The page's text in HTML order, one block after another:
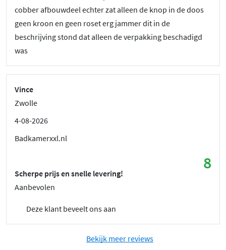
cobber afbouwdeel echter zat alleen de knop in de doos
geen kroon en geen roset erg jammer dit in de
beschrijving stond dat alleen de verpakking beschadigd
was
Vince
Zwolle
4-08-2026
Badkamerxxl.nl
8
Scherpe prijs en snelle levering!
Aanbevolen
Deze klant beveelt ons aan
Bekijk meer reviews